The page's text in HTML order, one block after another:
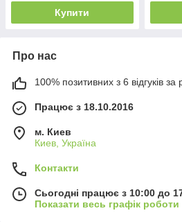
Купити
Про нас
100% позитивних з 6 відгуків за
Працює з 18.10.2016
м. Киев
Киев, Україна
Контакти
Сьогодні працює з 10:00 до
Показати весь графік роботи